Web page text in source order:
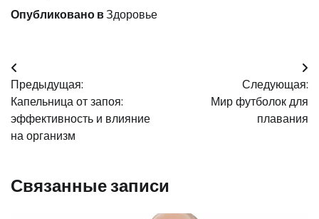
Опубликовано вЗдоровье
Навигация
по
записям
Предыдущая:
Капельница от запоя:
эффективность и влияние
на организм
Следующая:
Мир футболок для
плавания
Связанные записи